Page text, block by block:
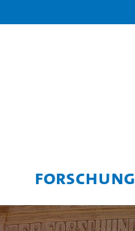
FORSCHUNG